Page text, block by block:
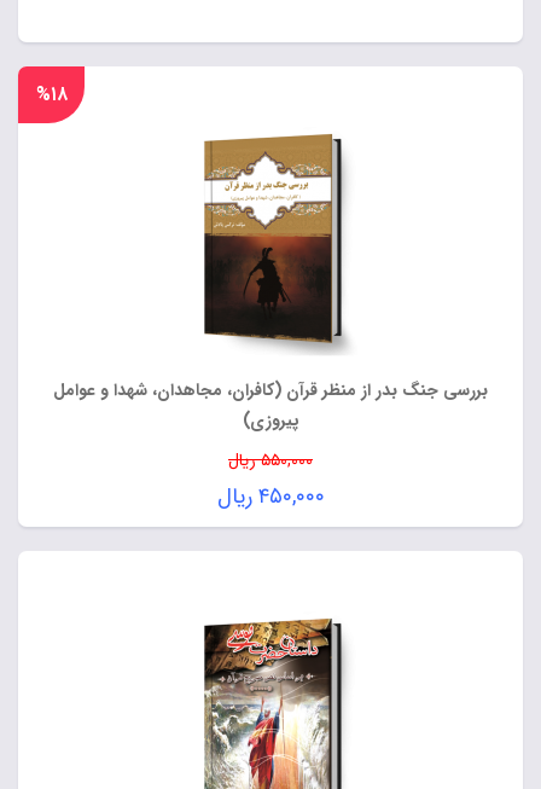
بررسی جنگ بدر از منظر قرآن (کافران، مجاهدان، شهدا و عوامل
پیروزی)
۵۵۰,۰۰۰ریال
Original
price
was:
۴۵۰,۰۰۰ریال
Current
price
۴۵۰,۰۰۰ ریال.
%۱۸